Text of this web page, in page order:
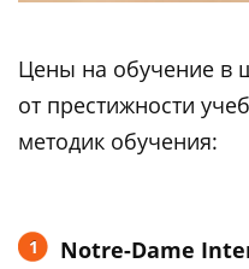
Цены на обучение в
от престижности
методик обучения:
Notre-Dame